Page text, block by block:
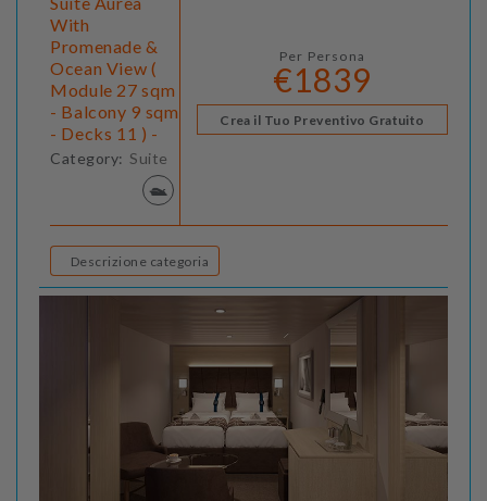
With
Promenade &
Ocean View (
Module 27 sqm
- Balcony 9 sqm
- Decks 11 ) -
Category: Suite
Per Persona
€1839
Crea il Tuo Preventivo Gratuito
Descrizione categoria